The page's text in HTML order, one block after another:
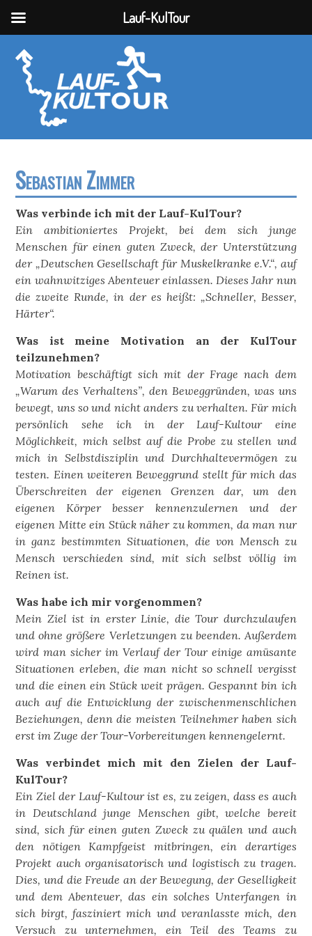
Sebastian Zimmer
Was verbinde ich mit der Lauf-KulTour?
Ein ambitioniertes Projekt, bei dem sich junge
Menschen für einen guten Zweck, der Unterstützung
der „Deutschen Gesellschaft für Muskelkranke e.V.“, auf
ein wahnwitziges Abenteuer einlassen. Dieses Jahr nun
die zweite Runde, in der es heißt: „Schneller, Besser,
Härter“.
Was ist meine Motivation an der KulTour
teilzunehmen?
Motivation beschäftigt sich mit der Frage nach dem
„Warum des Verhaltens”, den Beweggründen, was uns
bewegt, uns so und nicht anders zu verhalten. Für mich
persönlich sehe ich in der Lauf-Kultour eine
Möglichkeit, mich selbst auf die Probe zu stellen und
mich in Selbstdisziplin und Durchhaltevermögen zu
testen. Einen weiteren Beweggrund stellt für mich das
Überschreiten der eigenen Grenzen dar, um den
eigenen Körper besser kennenzulernen und der
eigenen Mitte ein Stück näher zu kommen, da man nur
in ganz bestimmten Situationen, die von Mensch zu
Mensch verschieden sind, mit sich selbst völlig im
Reinen ist.
Was habe ich mir vorgenommen?
Mein Ziel ist in erster Linie, die Tour durchzulaufen
und ohne größere Verletzungen zu beenden. Außerdem
wird man sicher im Verlauf der Tour einige amüsante
Situationen erleben, die man nicht so schnell vergisst
und die einen ein Stück weit prägen. Gespannt bin ich
auch auf die Entwicklung der zwischenmenschlichen
Beziehungen, denn die meisten Teilnehmer haben sich
erst im Zuge der Tour-Vorbereitungen kennengelernt.
Was verbindet mich mit den Zielen der Lauf-
KulTour?
Ein Ziel der Lauf-Kultour ist es, zu zeigen, dass es auch
in Deutschland junge Menschen gibt, welche bereit
sind, sich für einen guten Zweck zu quälen und auch
den nötigen Kampfgeist mitbringen, ein derartiges
Projekt auch organisatorisch und logistisch zu tragen.
Dies, und die Freude an der Bewegung, der Geselligkeit
und dem Abenteuer, das ein solches Unterfangen in
sich birgt, fasziniert mich und veranlasste mich, den
Versuch zu unternehmen, ein Teil des Teams zu
Lauf-KulTour